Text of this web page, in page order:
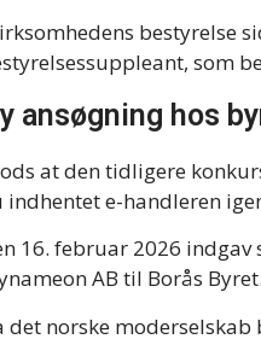
bestyrelse
som
ansøgning hos
at den tidligere
indhentet e-handleren
16. februar 2026
AB til Borås Byret.
det norske